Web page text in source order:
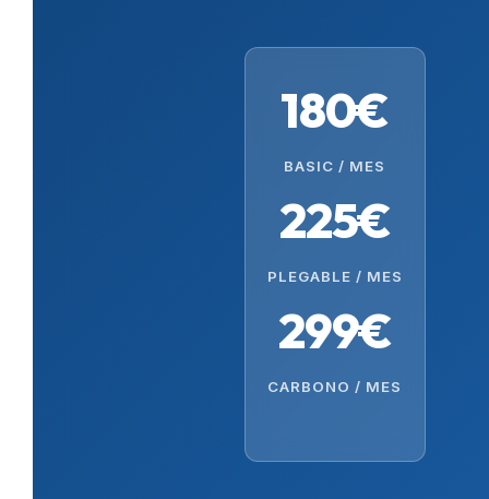
180€
BASIC / MES
225€
PLEGABLE / MES
299€
CARBONO / MES